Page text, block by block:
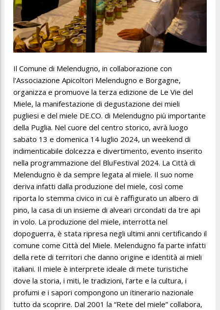
Il Comune di Melendugno, in collaborazione con
l'Associazione Apicoltori Melendugno e Borgagne,
organizza e promuove la terza edizione de Le Vie del
Miele, la manifestazione di degustazione dei mieli
pugliesi e del miele DE.CO. di Melendugno più importante
della Puglia. Nel cuore del centro storico, avrà luogo
sabato 13 e domenica 14 luglio 2024, un weekend di
indimenticabile dolcezza e divertimento, evento inserito
nella programmazione del BluFestival 2024. La Città di
Melendugno è da sempre legata al miele. Il suo nome
deriva infatti dalla produzione del miele, così come
riporta lo stemma civico in cui è raffigurato un albero di
pino, la casa di un insieme di alveari circondati da tre api
in volo. La produzione del miele, interrotta nel
dopoguerra, è stata ripresa negli ultimi anni certificando il
comune come Città del Miele. Melendugno fa parte infatti
della rete di territori che danno origine e identità ai mieli
italiani. Il miele è interprete ideale di mete turistiche
dove la storia, i miti, le tradizioni, l’arte e la cultura, i
profumi e i sapori compongono un itinerario nazionale
tutto da scoprire. Dal 2001 la “Rete del miele” collabora,